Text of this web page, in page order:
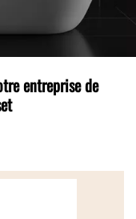
entreprise de